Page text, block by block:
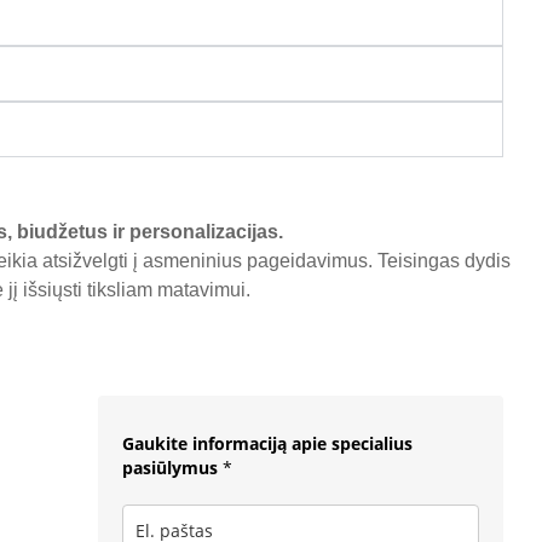
biudžetus ir personalizacijas.
atsižvelgti į asmeninius pageidavimus. Teisingas dydis
jį išsiųsti tiksliam matavimui.
Gaukite informaciją apie specialius
pasiūlymus *